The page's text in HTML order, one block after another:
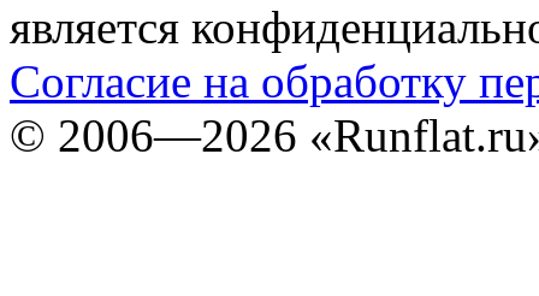
является
Согласие на обработку
© 2006—2026